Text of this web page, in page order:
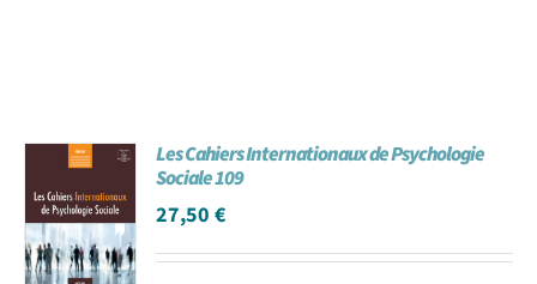
Les Cahiers Internationaux de Psychologie
Sociale 109
27,50€